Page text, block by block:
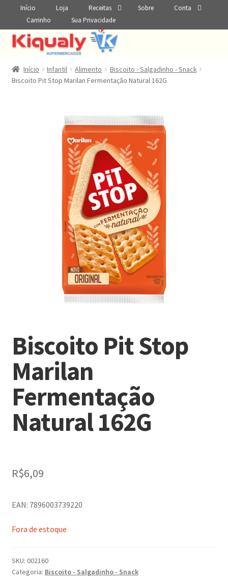
Início Loja Receitas Sobre
Conta
Carrinho
Sua Privacidade
Início Infantil Alimento
Biscoito - Salgadinho - Snack
Biscoito Pit Stop Marilan Fermentação Natural 162G
Biscoito Pit Stop
Marilan
Fermentação
Natural 162G
R$6,09
EAN: 7896003739220
Fora de estoque
SKU: 002160
Categoria: Biscoito - Salgadinho - Snack